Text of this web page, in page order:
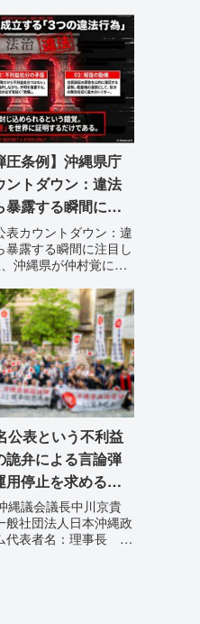
。行政側はこの行為
社会的制裁に追い込む
だと考えて...
圧条例】沖縄県庁
ントダウン：違法
暴露する瞬間に注
表カウントダウン：違
暴露する瞬間に注目し
沖縄県が仲村覚に差
、法を無視してまで私
するのか。」その理由
が統治の...
公表という不利益
詭弁による言論弾
用停止を求める陳
縄議会議長中川京貴
般社団法人日本沖縄政
代表者名：理事長 仲